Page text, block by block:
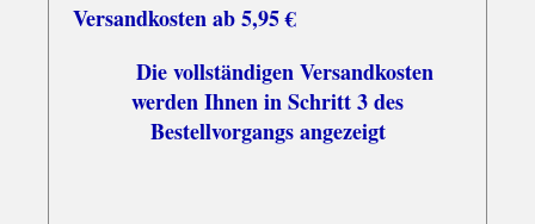
Versandkosten ab 5,95 €
Die vollständigen Versandkosten
werden Ihnen in Schritt 3 des
Bestellvorgangs angezeigt